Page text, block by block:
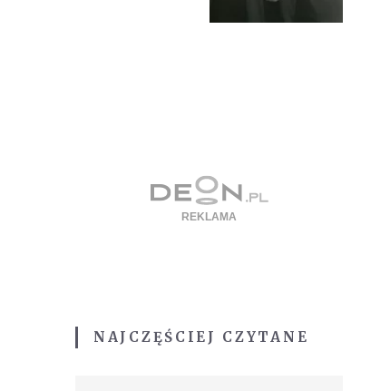
NAJCZĘŚCIEJ CZYTANE